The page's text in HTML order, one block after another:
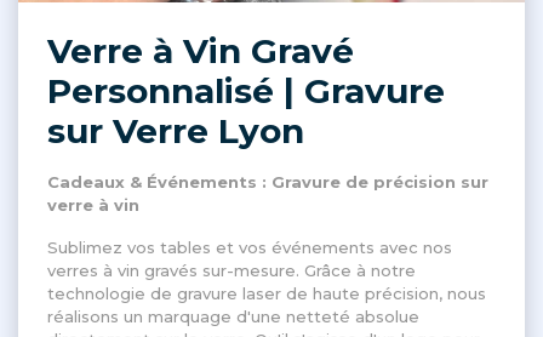
Verre à Vin Gravé
Personnalisé | Gravure
sur Verre Lyon
Cadeaux & Événements : Gravure de précision sur
verre à vin
Sublimez vos tables et vos événements avec nos
verres à vin gravés sur-mesure. Grâce à notre
technologie de gravure laser de haute précision, nous
réalisons un marquage d'une netteté absolue